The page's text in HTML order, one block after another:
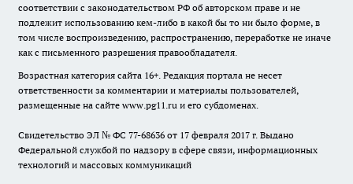
соответствии с законодательством РФ об авторском праве и не
подлежит использованию кем-либо в какой бы то ни было форме, в
том числе воспроизведению, распространению, переработке не иначе
как с письменного разрешения правообладателя.
Возрастная категория сайта 16+. Редакция портала не несет
ответственности за комментарии и материалы пользователей,
размещенные на сайте www.pg11.ru и его субдоменах.
Свидетельство ЭЛ № ФС 77-68636 от 17 февраля 2017 г. Выдано
Федеральной службой по надзору в сфере связи, информационных
технологий и массовых коммуникаций